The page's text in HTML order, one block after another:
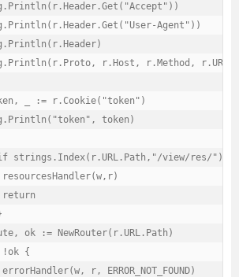
Agent"))
r.Host, r.Method,
_ := r.Cookie("token")
token)
strings.Index(r.URL.Path,"/view/res/")
ok := NewRouter(r.URL.Path)
{
r, ERROR_NOT_FOUND)